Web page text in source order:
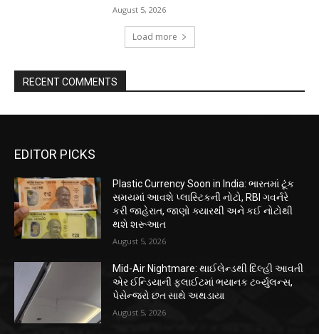
August 5, 2026
Load more
RECENT COMMENTS
EDITOR PICKS
Plastic Currency Soon in India: ભારતમાં ટૂંક
સમયમાં આવશે પ્લાસ્ટિકની નોટો, RBI ગવર્નરે
કરી જાહેરાત, જાણો ક્યારથી અને કઈ નોટોથી
થશે શરૂઆત
August 5, 2026
Mid-Air Nightmare: થાઈલેન્ડથી દિલ્હી આવતી
એર ઈન્ડિયાની ફ્લાઈટમાં ભયાનક ટર્બ્યુલન્સ,
પેસેન્જરો છત સાથે અથડાયા
August 5, 2026